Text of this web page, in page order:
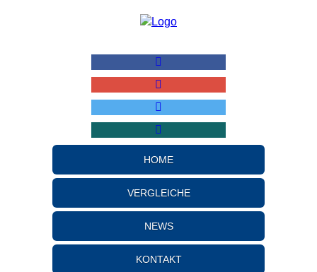
HOME
VERGLEICHE
NEWS
KONTAKT